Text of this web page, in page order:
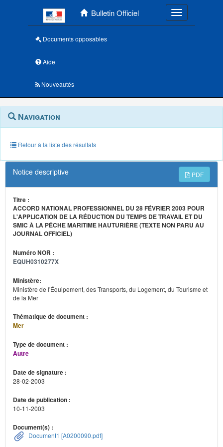
Bulletin Officiel Toggle
Documents opposables
Aide
Nouveautés
Navigation
outils
annexes
Menu
contextuel
Navigation
Retour à la liste des résultats
Notice descriptive PDF
Titre :
ACCORD NATIONAL PROFESSIONNEL DU 28 FÉVRIER 2003 POUR
L'APPLICATION DE LA RÉDUCTION DU TEMPS DE TRAVAIL ET DU
SMIC À LA PÊCHE MARITIME HAUTURIÈRE (TEXTE NON PARU AU
JOURNAL OFFICIEL)
Numéro NOR :
EQUH0310277X
Ministère:
Ministère de l'Équipement, des Transports, du Logement, du Tourisme et
de la Mer
Thématique de document :
Mer
Type de document :
Autre
Date de signature :
28-02-2003
Date de publication :
10-11-2003
Document(s) :
Document1 [A0200090.pdf]